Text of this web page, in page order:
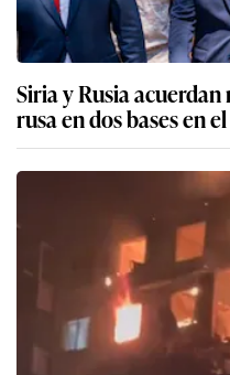
Siria y Rusia
rusa en dos bases en